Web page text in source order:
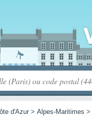
d'Azur > Alpes-Maritimes >